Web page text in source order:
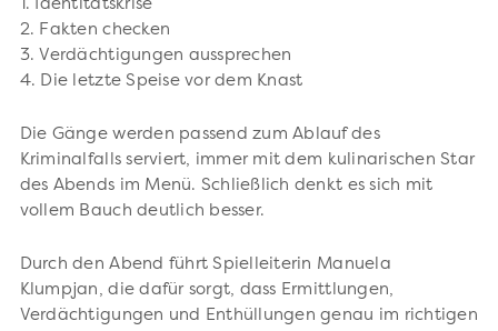
1. Identitätskrise
2. Fakten checken
3. Verdächtigungen aussprechen
4. Die letzte Speise vor dem Knast
Die Gänge werden passend zum Ablauf des
Kriminalfalls serviert, immer mit dem kulinarischen Star
des Abends im Menü. Schließlich denkt es sich mit
vollem Bauch deutlich besser.
Durch den Abend führt Spielleiterin Manuela
Klumpjan, die dafür sorgt, dass Ermittlungen,
Verdächtigungen und Enthüllungen genau im richtigen